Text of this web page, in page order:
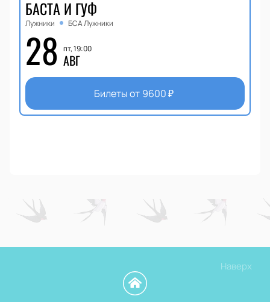
БАСТА И ГУФ
Лужники БСА Лужники
28 пт, 19:00
АВГ
Билеты от 9600₽
Наверх